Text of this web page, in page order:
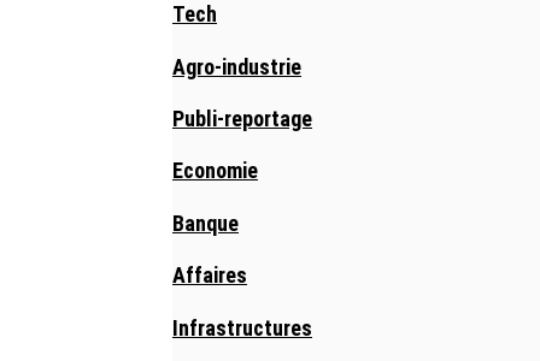
Tech
Agro-industrie
Publi-reportage
Economie
Banque
Affaires
Infrastructures